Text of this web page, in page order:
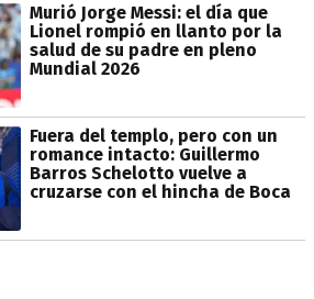
Murió Jorge Messi: el día que
Lionel rompió en llanto por la
salud de su padre en pleno
Mundial 2026
Fuera del templo, pero con un
romance intacto: Guillermo
Barros Schelotto vuelve a
cruzarse con el hincha de Boca